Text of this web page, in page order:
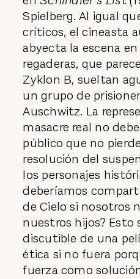
Spielberg. Al igual
críticos, el cineasta
abyecta la escena
regaderas, que
Zyklon B, sueltan
un grupo de
Auschwitz. La
masacre real no
público que no
resolución del
los personajes
deberíamos
de Cielo si nosotros
nuestros hijos? Esto
discutible de una
ética si no fuera
fuerza como